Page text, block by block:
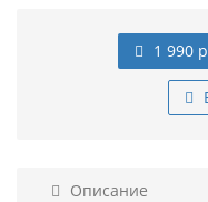
1 990
Описание